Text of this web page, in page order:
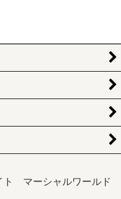
ト マーシャルワールド